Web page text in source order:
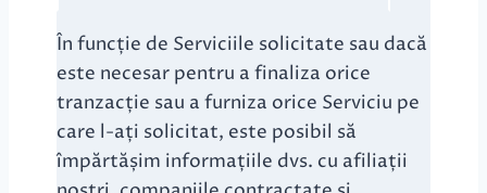
În funcție de Serviciile solicitate sau dacă
este necesar pentru a finaliza orice
tranzacție sau a furniza orice Serviciu pe
care l-ați solicitat, este posibil să
împărtășim informațiile dvs. cu afiliații